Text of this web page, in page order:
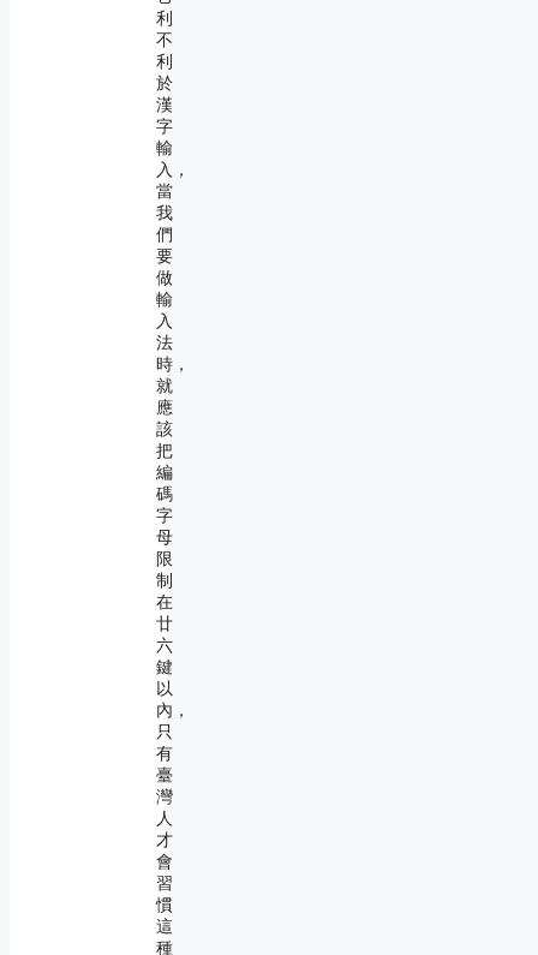
利
不
利
於
漢
字
輸
入，
當
我
們
要
做
輸
入
法
時，
就
應
該
把
編
碼
字
母
限
制
在
廿
六
鍵
以
內，
只
有
臺
灣
人
才
會
習
慣
這
種